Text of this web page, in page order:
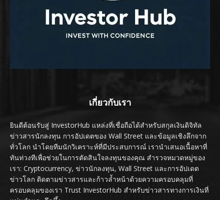
เกี่ยวกับเรา
ยินดีต้อนรับสู่ InvestorHub แหล่งที่เชื่อถือได้สำหรับสกุลเงินดิจิทัล
ข่าวสารนักลงทุน การอัปเดตของ Wall Street และข้อมูลเชิงลึกจาก
ทั่วโลก นำโดยทีมนักวิเคราะห์ที่มีประสบการณ์ เรานำเสนอเนื้อหาที่
ทันท่วงทีเพื่อช่วยในการตัดสินใจลงทุนของคุณ สำรวจหมวดหมู่ของ
เรา: Cryptocurrency, ข่าวนักลงทุน, Wall Street และการอัปเดต
ข่าวโลก ติดตามข่าวสารและก้าวล้ำหน้าด้วยความครอบคลุมที่
ครอบคลุมของเรา Trust InvestorHub สำหรับข่าวสารทางการเงินที่